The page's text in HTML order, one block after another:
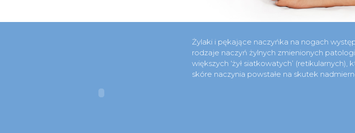
Żylaki i pękające naczyńka na nogach
rodzaje naczyń żylnych zmienionych
większych ‘żył siatkowatych’
skóre naczynia powstałe na skutek